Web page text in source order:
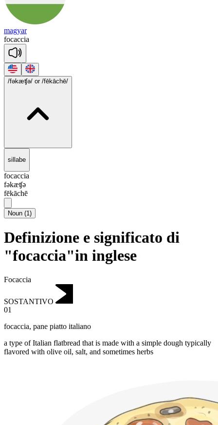
magyar
focaccia
/fəkæʧə/ or /fēkāchē/
sillabe
focaccia
fəkæʧə
fēkāchē
Noun (1)
Definizione e significato di
"focaccia"in inglese
Focaccia
SOSTANTIVO
01
focaccia, pane piatto italiano
a type of Italian flatbread that is made with a simple dough typically
flavored with olive oil, salt, and sometimes herbs